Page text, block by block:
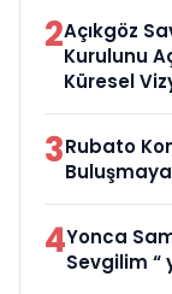
2Açıkgöz
Kurulunu
Küresel
3Rubato
4Yonca
Sevgilim “